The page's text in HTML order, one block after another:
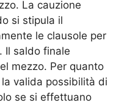
La cauzione
si stipula il
le clausole per
Il saldo finale
mezzo. Per quanto
valida possibilità di
se si effettuano